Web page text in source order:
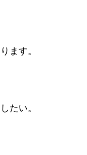
ます。
たい。